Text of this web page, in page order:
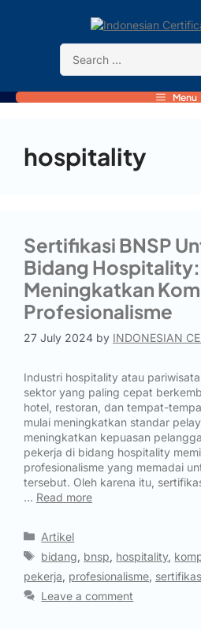
Menu
hospitality
Sertifikasi BNSP
Bidang Hospitality:
Meningkatkan
Profesionalisme
27 July 2024 by INDONESIAN
Industri hospitality atau
sektor yang paling cepat
hotel, restoran, dan tempat-
mulai meningkatkan standar
meningkatkan kepuasan
pekerja di bidang hospitality
profesionalisme yang memadai
tersebut. Oleh karena itu,
… Read more
Artikel
bidang, bnsp, hospitality,
pekerja, profesionalisme,
Leave a comment